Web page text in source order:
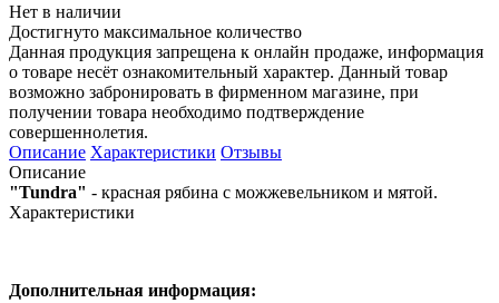
Нет в наличии
Достигнуто максимальное количество
Данная продукция запрещена к онлайн продаже, информация
о товаре несёт ознакомительный характер. Данный товар
возможно забронировать в фирменном магазине, при
получении товара необходимо подтверждение
совершеннолетия.
Описание Характеристики Отзывы
Описание
"Tundra" - красная рябина с можжевельником и мятой.
Характеристики
Дополнительная информация: